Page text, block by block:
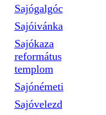
Sajógalgóc
Sajóivánka
Sajókaza
református
templom
Sajónémeti
Sajóvelezd